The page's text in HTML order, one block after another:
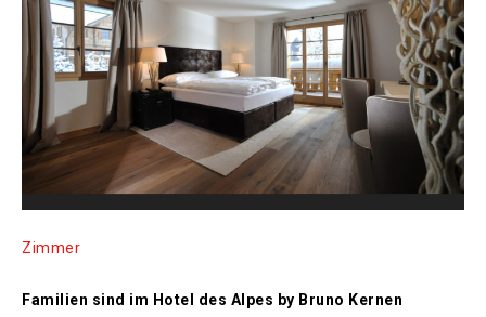
Zimmer
Familien sind im Hotel des Alpes by Bruno Kernen